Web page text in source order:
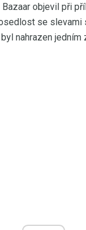
objevil při
se slevami
nahrazen jedním